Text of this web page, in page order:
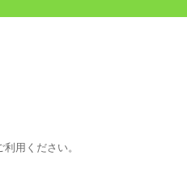
用ください。